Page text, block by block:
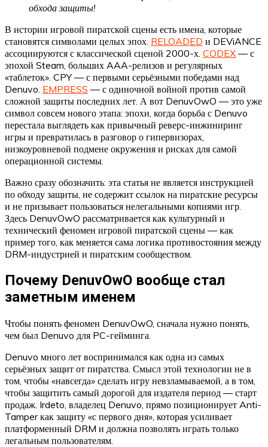
обхода защиты!
В истории игровой пиратской сцены есть имена, которые
становятся символами целых эпох. RELOADED и DEViANCE
ассоциируются с классической сценой 2000-х. CODEX — с
эпохой Steam, больших AAA-релизов и регулярных
«таблеток». CPY — с первыми серьёзными победами над
Denuvo. EMPRESS — с одиночной войной против самой
сложной защиты последних лет. А вот DenuvOwO — это уже
символ совсем нового этапа: эпохи, когда борьба с Denuvo
перестала выглядеть как привычный реверс-инжиниринг
игры и превратилась в разговор о гипервизорах,
низкоуровневой подмене окружения и рисках для самой
операционной системы.
Важно сразу обозначить: эта статья не является инструкцией
по обходу защиты, не содержит ссылок на пиратские ресурсы
и не призывает пользоваться нелегальными копиями игр.
Здесь DenuvOwO рассматривается как культурный и
технический феномен игровой пиратской сцены — как
пример того, как меняется сама логика противостояния между
DRM-индустрией и пиратским сообществом.
Почему DenuvOwO вообще стал
заметным именем
Чтобы понять феномен DenuvOwO, сначала нужно понять,
чем был Denuvo для PC-гейминга.
Denuvo много лет воспринимался как одна из самых
серьёзных защит от пиратства. Смысл этой технологии не в
том, чтобы «навсегда» сделать игру невзламываемой, а в том,
чтобы защитить самый дорогой для издателя период — старт
продаж. Irdeto, владелец Denuvo, прямо позиционирует Anti-
Tamper как защиту «с первого дня», которая усиливает
платформенный DRM и должна позволять играть только
легальным пользователям.